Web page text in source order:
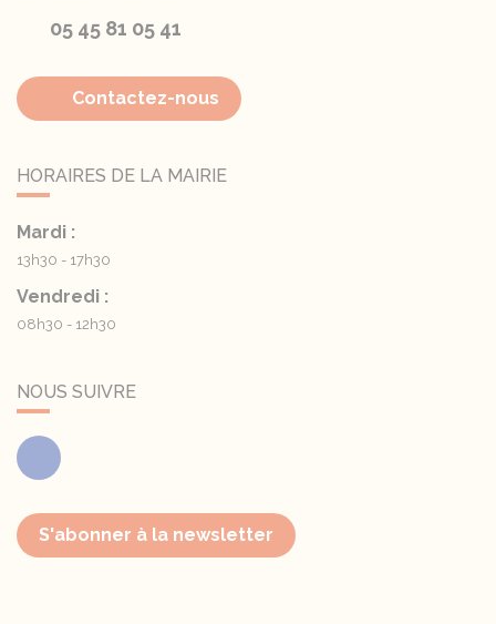
05 45 81 05 41
Contactez-nous
HORAIRES DE LA MAIRIE
Mardi :
13h30 - 17h30
Vendredi :
08h30 - 12h30
NOUS SUIVRE
Facebook
S'abonner à la newsletter